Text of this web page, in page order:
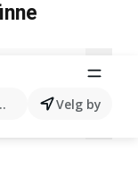
Velg by
K
U V